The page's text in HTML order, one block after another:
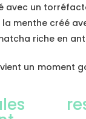
avec un
la menthe créé
riche en
un moment